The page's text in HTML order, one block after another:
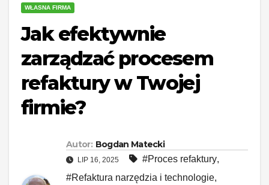
WŁASNA FIRMA
Jak efektywnie
zarządzać procesem
refaktury w Twojej
firmie?
Autor: Bogdan Matecki
LIP 16, 2025 #Proces refaktury,
#Refaktura narzędzia i technologie,